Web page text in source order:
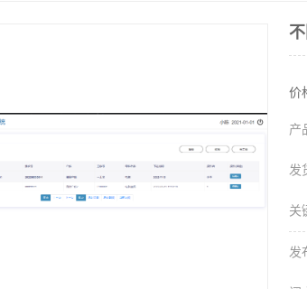
价
产
发
关
发